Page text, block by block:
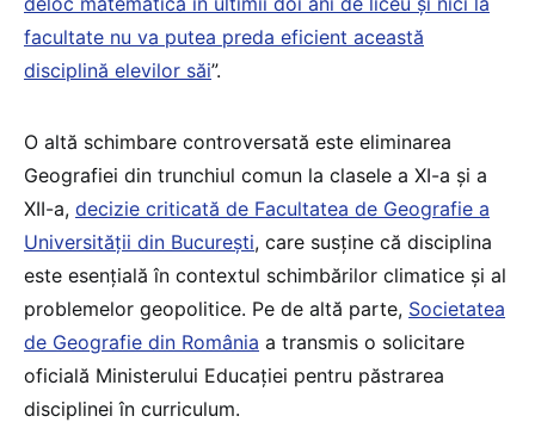
facultate nu va putea preda eficient această
disciplină elevilor săi”​.
O altă schimbare controversată este eliminarea
Geografiei din trunchiul comun la clasele a XI-a și a
XII-a, decizie criticată de Facultatea de Geografie a
Universității din București, care susține că disciplina
este esențială în contextul schimbărilor climatice și al
problemelor geopolitice​. Pe de altă parte, Societatea
de Geografie din România a transmis o solicitare
oficială Ministerului Educației pentru păstrarea
disciplinei în curriculum​.